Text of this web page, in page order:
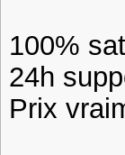
100%
24h
Prix